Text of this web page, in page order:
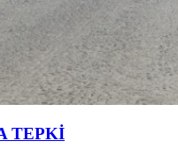
TEPKİ